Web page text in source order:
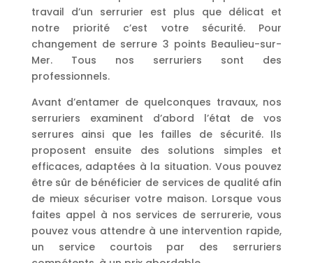
travail d’un serrurier est plus que délicat et
notre priorité c’est votre sécurité. Pour
changement de serrure 3 points Beaulieu-sur-
Mer. Tous nos serruriers sont des
professionnels.
Avant d’entamer de quelconques travaux, nos
serruriers examinent d’abord l’état de vos
serrures ainsi que les failles de sécurité. Ils
proposent ensuite des solutions simples et
efficaces, adaptées à la situation. Vous pouvez
être sûr de bénéficier de services de qualité afin
de mieux sécuriser votre maison. Lorsque vous
faites appel à nos services de serrurerie, vous
pouvez vous attendre à une intervention rapide,
un service courtois par des serruriers